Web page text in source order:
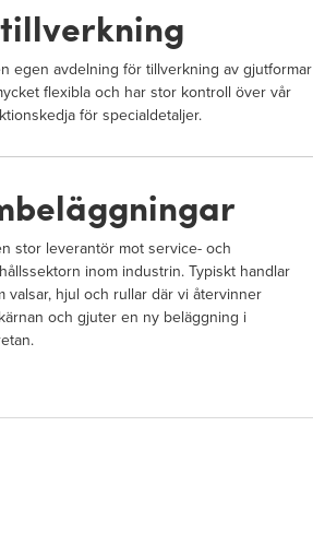
egen avdelning för tillverkning av gjutformar
flexibla och har stor kontroll över vår
för specialdetaljer.
stor leverantör mot service- och
inom industrin. Typiskt handlar
valsar, hjul och rullar där vi återvinner
och gjuter en ny beläggning i